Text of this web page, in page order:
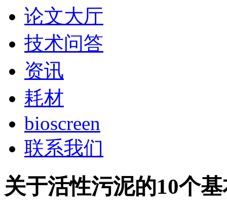
论文大厅
技术问答
资讯
耗材
bioscreen
联系我们
关于活性污泥的10个